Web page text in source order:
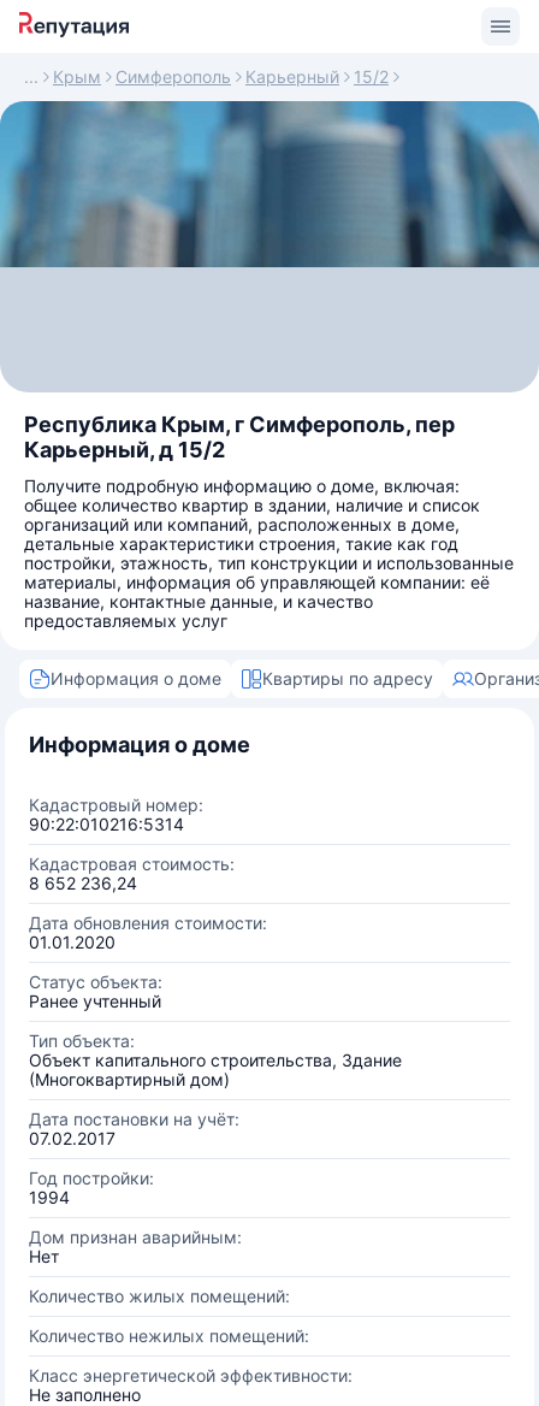
Крым Симферополь Карьерный 15/2
Республика Крым, г Симферополь, пер
Карьерный, д 15/2
Получите подробную информацию о доме, включая:
общее количество квартир в здании, наличие и список
организаций или компаний, расположенных в доме,
детальные характеристики строения, такие как год
постройки, этажность, тип конструкции и использованные
материалы, информация об управляющей компании: её
название, контактные данные, и качество
предоставляемых услуг
Информация о доме Квартиры по адресу
Информация о доме
Кадастровый номер:
90:22:010216:5314
Кадастровая стоимость:
8 652 236,24
Дата обновления стоимости:
01.01.2020
Статус объекта:
Ранее учтенный
Тип объекта:
Объект капитального строительства, Здание
(Многоквартирный дом)
Дата постановки на учёт:
07.02.2017
Год постройки:
1994
Дом признан аварийным:
Нет
Количество жилых помещений:
Количество нежилых помещений:
Класс энергетической эффективности:
Не заполнено